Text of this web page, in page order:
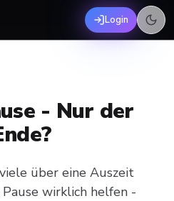
Login
- Nur der
über eine Auszeit
Pause wirklich helfen -